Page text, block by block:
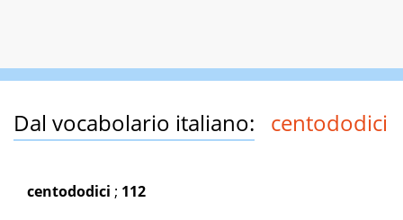
Dal vocabolario italiano: centododici
centododici ; 112